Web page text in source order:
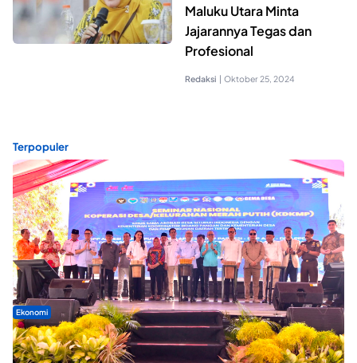
Maluku Utara Minta
Jajarannya Tegas dan
Profesional
Redaksi | Oktober 25, 2024
Terpopuler
Ekonomi
Seminar di Ternate, Mendes Perkuat Sinergi Percepatan
Kopdes Merah Putih